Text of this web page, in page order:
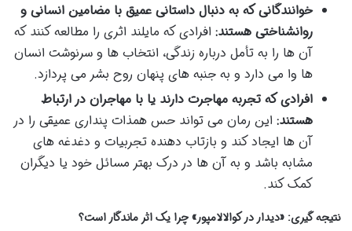
خوانندگانی که به دنبال داستانی عمیق با مضامین انسانی و
روانشناختی هستند: افرادی که مایلند اثری را مطالعه کنند که
آن ها را به تأمل درباره زندگی، انتخاب ها و سرنوشت انسان
ها وا می دارد و به جنبه های پنهان روح بشر می پردازد.
افرادی که تجربه مهاجرت دارند یا با مهاجران در ارتباط
هستند: این رمان می تواند حس همذات پنداری عمیقی را در
آن ها ایجاد کند و بازتاب دهنده تجربیات و دغدغه های
مشابه باشد و به آن ها در درک بهتر مسائل خود یا دیگران
کمک کند.
نتیجه گیری: «دیدار در کوالالامپور» چرا یک اثر ماندگار است؟